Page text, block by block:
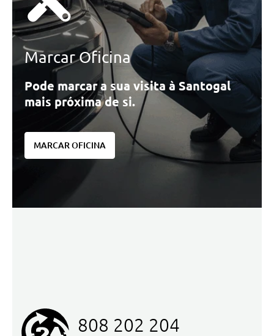
Marcar Oficina
Pode marcar a sua visita à Santogal
mais próxima de si.
MARCAR OFICINA
808 202 204